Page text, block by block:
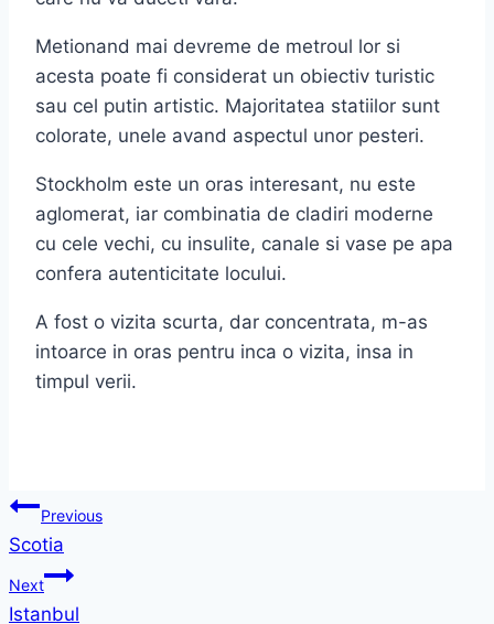
Metionand mai devreme de metroul lor si
acesta poate fi considerat un obiectiv turistic
sau cel putin artistic. Majoritatea statiilor sunt
colorate, unele avand aspectul unor pesteri.
Stockholm este un oras interesant, nu este
aglomerat, iar combinatia de cladiri moderne
cu cele vechi, cu insulite, canale si vase pe apa
confera autenticitate locului.
A fost o vizita scurta, dar concentrata, m-as
intoarce in oras pentru inca o vizita, insa in
timpul verii.
Post
navigation
Previous
Scotia
Next
Istanbul